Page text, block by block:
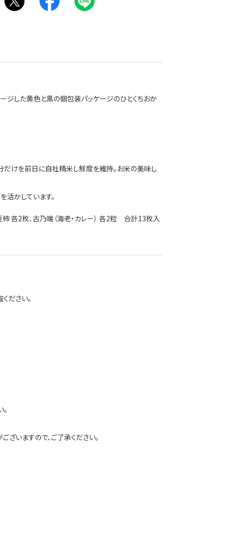
ジした黄色と黒の個包装パッケージのひとくちおか
だけを前日に自社精米し鮮度を維持。お米の美味し
かしています。
柿 各2枚、古乃端（海老・カレー） 各2粒 合計13枚入
ださい。
いますので、ご了承ください。